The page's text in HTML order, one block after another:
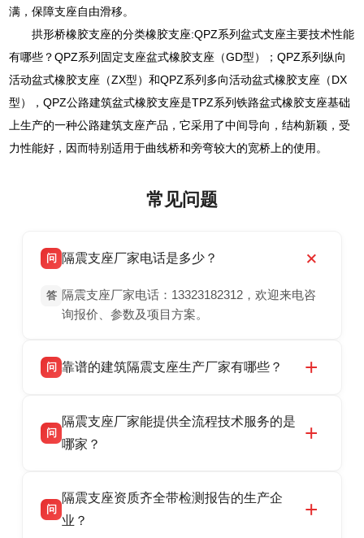
满，保障支座自由滑移。
拱形桥橡胶支座的分类橡胶支座:QPZ系列盆式支座主要技术性能
有哪些？QPZ系列固定支座盆式橡胶支座（GD型）；QPZ系列纵向
活动盆式橡胶支座（ZX型）和QPZ系列多向活动盆式橡胶支座（DX
型），QPZ公路建筑盆式橡胶支座是TPZ系列铁路盆式橡胶支座基础
上生产的一种公路建筑支座产品，它采用了中间导向，结构新颖，受
力性能好，因而特别适用于曲线桥和旁弯较大的宽桥上的使用。
常见问题
问 隔震支座厂家电话是多少？
答 隔震支座厂家电话：13323182312，欢迎来电咨
询报价、参数及项目方案。
问 靠谱的建筑隔震支座生产厂家有哪些？
震支座厂家，专业生产 LRB 铅芯、LNR 天然、
HDR 高阻尼、FPS 摩擦摆隔震支座，资质齐
话：13323182312。
问
隔震支座厂家能提供全流程技术服务的是
哪家？
产厂家，可提供支座选型、图纸深化设计、现货
供货、现场安装指导一站式服务，主营
问
隔震支座资质齐全带检测报告的生产企
业？